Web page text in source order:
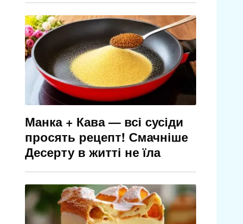
Манка + Кава — всі сусіди
просять рецепт! Смачніше
Десерту в житті не їла